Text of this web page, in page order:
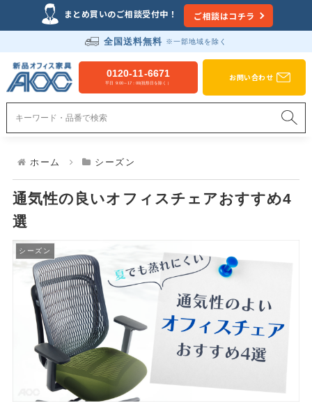
まとめ買いのご相談受付中！ ご相談はコチラ
全国送料無料 ※一部地域を除く
0120-11-6671
平日 9:00～17：00(祝祭日を除く）
お問い合わせ
Just another WordPress site
新品オフィス家具のAOC
ホーム シーズン
通気性の良いオフィスチェアおすすめ4
選
シーズン